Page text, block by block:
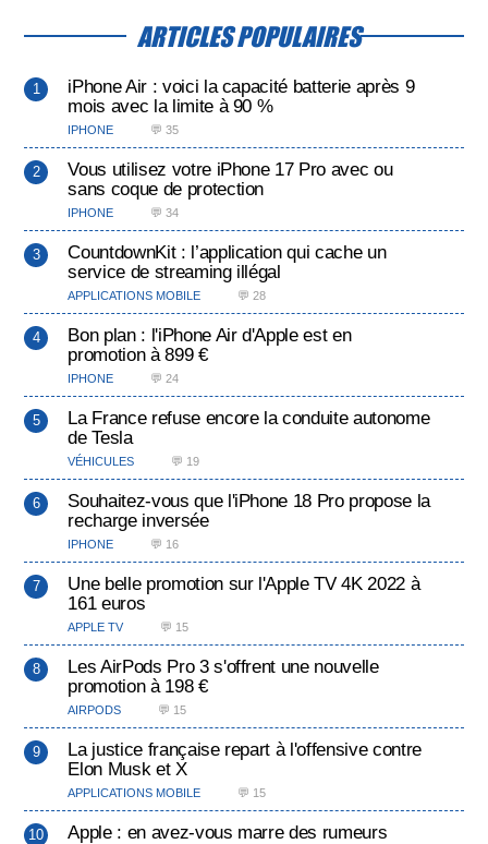
ARTICLES POPULAIRES
iPhone Air : voici la capacité batterie après 9
mois avec la limite à 90 %
IPHONE 💬 35
Vous utilisez votre iPhone 17 Pro avec ou
sans coque de protection
IPHONE 💬 34
CountdownKit : l’application qui cache un
service de streaming illégal
APPLICATIONS MOBILE 💬 28
Bon plan : l'iPhone Air d'Apple est en
promotion à 899 €
IPHONE 💬 24
La France refuse encore la conduite autonome
de Tesla
VÉHICULES 💬 19
Souhaitez-vous que l'iPhone 18 Pro propose la
recharge inversée
IPHONE 💬 16
Une belle promotion sur l'Apple TV 4K 2022 à
161 euros
APPLE TV 💬 15
Les AirPods Pro 3 s'offrent une nouvelle
promotion à 198 €
AIRPODS 💬 15
La justice française repart à l'offensive contre
Elon Musk et X
APPLICATIONS MOBILE 💬 15
Apple : en avez-vous marre des rumeurs